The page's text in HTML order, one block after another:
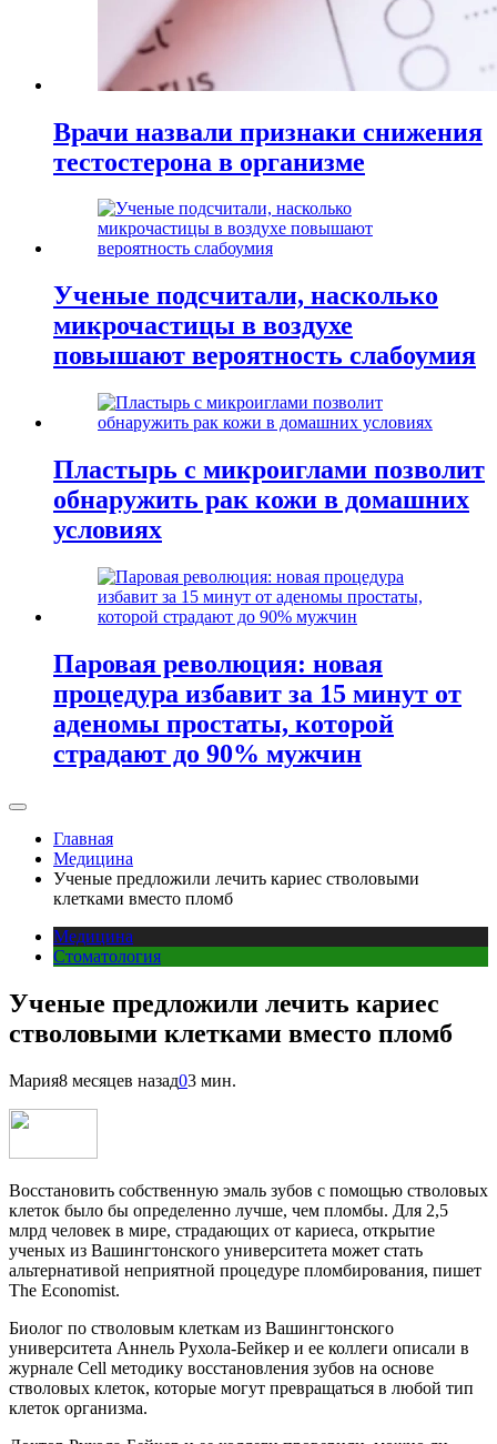
Врачи назвали признаки снижения
тестостерона в организме
Ученые подсчитали, насколько
микрочастицы в воздухе
повышают вероятность слабоумия
Пластырь с микроиглами позволит
обнаружить рак кожи в домашних
условиях
Паровая революция: новая
процедура избавит за 15 минут от
аденомы простаты, которой
страдают до 90% мужчин
Главная
Медицина
Ученые предложили лечить кариес стволовыми
клетками вместо пломб
Медицина
Стоматология
Ученые предложили лечить кариес
стволовыми клетками вместо пломб
Мария8 месяцев назад03 мин.
Восстановить собственную эмаль зубов с помощью стволовых
клеток было бы определенно лучше, чем пломбы. Для 2,5
млрд человек в мире, страдающих от кариеса, открытие
ученых из Вашингтонского университета может стать
альтернативой неприятной процедуре пломбирования, пишет
The Economist.
Биолог по стволовым клеткам из Вашингтонского
университета Аннель Рухола-Бейкер и ее коллеги описали в
журнале Cell методику восстановления зубов на основе
стволовых клеток, которые могут превращаться в любой тип
клеток организма.